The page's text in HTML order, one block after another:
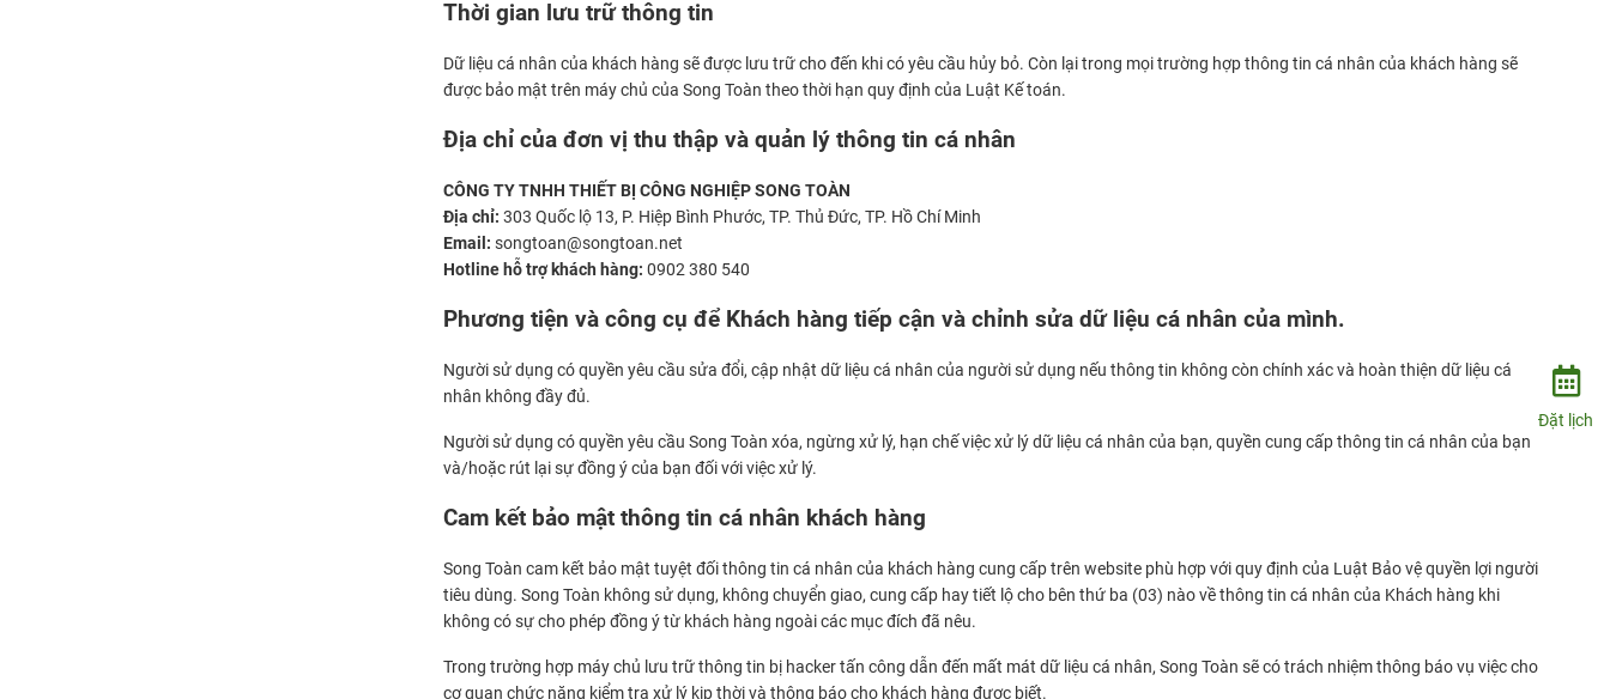
Thời gian lưu trữ thông tin
Dữ liệu cá nhân của khách hàng sẽ được lưu trữ cho đến khi có yêu cầu hủy bỏ. Còn lại trong mọi trường hợp thông tin cá nhân của khách hàng sẽ
được bảo mật trên máy chủ của Song Toàn theo thời hạn quy định của Luật Kế toán.
Địa chỉ của đơn vị thu thập và quản lý thông tin cá nhân
CÔNG TY TNHH THIẾT BỊ CÔNG NGHIỆP SONG TOÀN
Địa chỉ: 303 Quốc lộ 13, P. Hiệp Bình Phước, TP. Thủ Đức, TP. Hồ Chí Minh
Email: songtoan@songtoan.net
Hotline hỗ trợ khách hàng: 0902 380 540
Phương tiện và công cụ để Khách hàng tiếp cận và chỉnh sửa dữ liệu cá nhân của mình.
Người sử dụng có quyền yêu cầu sửa đổi, cập nhật dữ liệu cá nhân của người sử dụng nếu thông tin không còn chính xác và hoàn thiện dữ liệu cá
nhân không đầy đủ.
Người sử dụng có quyền yêu cầu Song Toàn xóa, ngừng xử lý, hạn chế việc xử lý dữ liệu cá nhân của bạn, quyền cung cấp thông tin cá nhân của bạn
và/hoặc rút lại sự đồng ý của bạn đối với việc xử lý.
Cam kết bảo mật thông tin cá nhân khách hàng
Song Toàn cam kết bảo mật tuyệt đối thông tin cá nhân của khách hàng cung cấp trên website phù hợp với quy định của Luật Bảo vệ quyền lợi người
tiêu dùng. Song Toàn không sử dụng, không chuyển giao, cung cấp hay tiết lộ cho bên thứ ba (03) nào về thông tin cá nhân của Khách hàng khi
không có sự cho phép đồng ý từ khách hàng ngoài các mục đích đã nêu.
Trong trường hợp máy chủ lưu trữ thông tin bị hacker tấn công dẫn đến mất mát dữ liệu cá nhân, Song Toàn sẽ có trách nhiệm thông báo vụ việc cho
cơ quan chức năng kiểm tra xử lý kịp thời và thông báo cho khách hàng được biết.
Đặt lịch